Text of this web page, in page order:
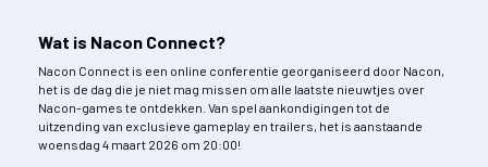
Wat is Nacon Connect?
Nacon Connect is een online conferentie georganiseerd door Nacon,
het is de dag die je niet mag missen om alle laatste nieuwtjes over
Nacon-games te ontdekken. Van spel aankondigingen tot de
uitzending van exclusieve gameplay en trailers, het is aanstaande
woensdag 4 maart 2026 om 20:00!